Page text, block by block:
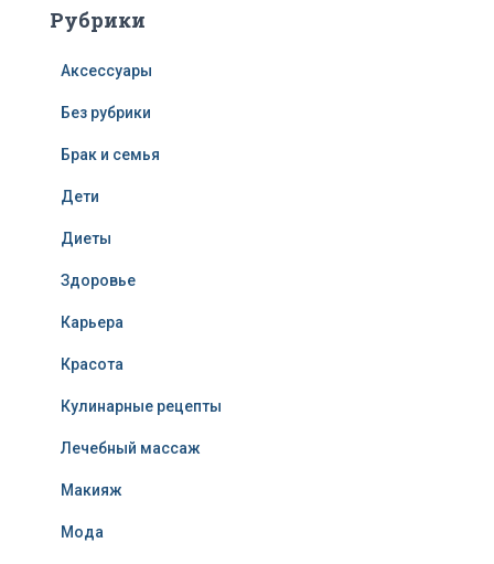
Рубрики
Аксессуары
Без рубрики
Брак и семья
Дети
Диеты
Здоровье
Карьера
Красота
Кулинарные рецепты
Лечебный массаж
Макияж
Мода